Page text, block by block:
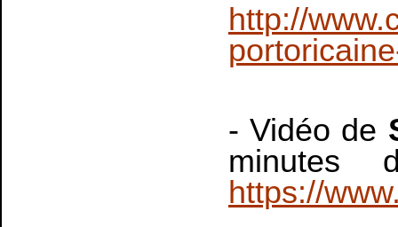
http://
- Vidéo de
minutes
https://